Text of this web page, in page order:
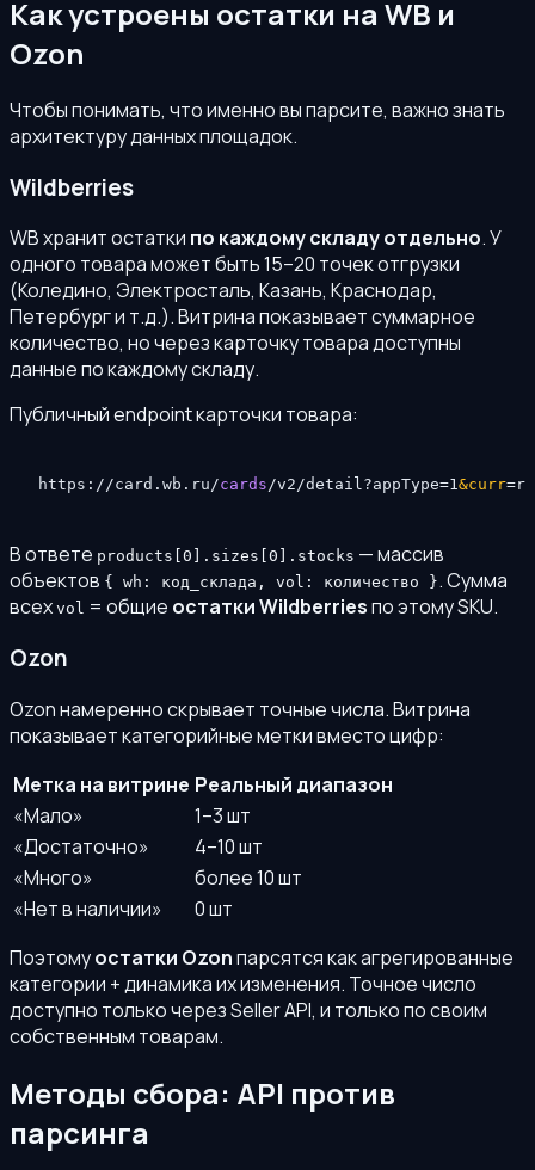
Как устроены остатки на WB и
Ozon
Чтобы понимать, что именно вы парсите, важно знать
архитектуру данных площадок.
Wildberries
WB хранит остатки по каждому складу отдельно. У
одного товара может быть 15–20 точек отгрузки
(Коледино, Электросталь, Казань, Краснодар,
Петербург и т.д.). Витрина показывает суммарное
количество, но через карточку товара доступны
данные по каждому складу.
Публичный endpoint карточки товара:
https://card.wb.ru/cards/v2/detail?appType=1&curr
В ответе products[0].sizes[0].stocks — массив
объектов { wh: код_склада, vol: количество }. Сумма
всех vol = общие остатки Wildberriesпо этому SKU.
Ozon
Ozon намеренно скрывает точные числа. Витрина
показывает категорийные метки вместо цифр:
Метка на витрине Реальный диапазон
«Мало»
1–3 шт
«Достаточно»
4–10 шт
«Много»
более 10 шт
«Нет в наличии»
0 шт
Поэтомуостатки Ozonпарсятся как агрегированные
категории + динамика их изменения. Точное число
доступно только через Seller API, и только по своим
собственным товарам.
Методы сбора: API против
парсинга